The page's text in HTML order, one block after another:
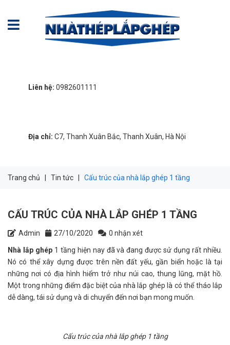
Liên hệ: 0982601111
Địa chỉ: C7, Thanh Xuân Bắc, Thanh Xuân, Hà Nội
Trang chủ Tin tức Cấu trúc của nhà lắp ghép 1 tầng
CẤU TRÚC CỦA NHÀ LẮP GHÉP 1 TẦNG
Admin 27/10/2020 0 nhận xét
Nhà lắp ghép1 tầng hiện nay đã và đang được sử dụng rất nhiều.
Nó có thể xây dựng được trên nền đất yếu, gần biển hoặc là tại
những nơi có địa hình hiểm trở như núi cao, thung lũng, mặt hồ.
Một trong những điểm đặc biệt của nhà lắp ghép là có thể tháo lắp
dễ dàng, tái sử dụng và di chuyển đến nơi bạn mong muốn.
Cấu trúc của nhà lắp ghép 1 tầng